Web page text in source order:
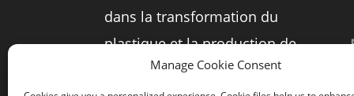
dans la transformation du
plastique et la production de
moules dans l'industrie du
Manage Cookie Consent